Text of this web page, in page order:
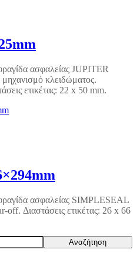
ασφαλείας JUPITER
κλειδώματος.
ετικέτας: 22 x 50 mm.
ασφαλείας SIMPLESEAL
off. Διαστάσεις ετικέτας: 26 x 66
Αναζήτηση
για:
Αναζήτηση